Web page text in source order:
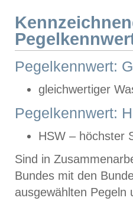
Pegelkennwert:
gleichwertiger
Pegelkennwert:
HSW – höchster
Sind in
Bundes mit den
ausgewählten